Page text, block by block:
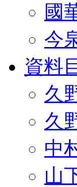
國
今
資料
久
久
中
山